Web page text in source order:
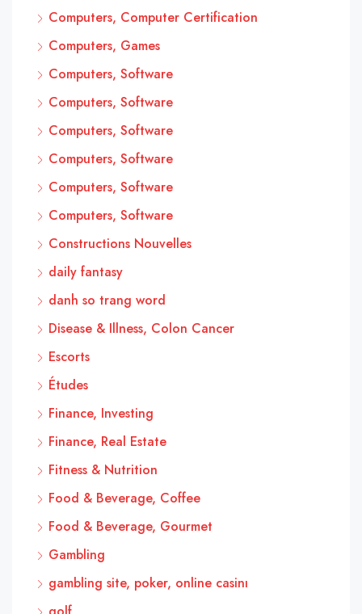
Computers, Computer Certification
Computers, Games
Computers, Software
Computers, Software
Computers, Software
Computers, Software
Computers, Software
Computers, Software
Constructions Nouvelles
daily fantasy
danh so trang word
Disease & Illness, Colon Cancer
Escorts
Études
Finance, Investing
Finance, Real Estate
Fitness & Nutrition
Food & Beverage, Coffee
Food & Beverage, Gourmet
Gambling
gambling site, poker, online casinı